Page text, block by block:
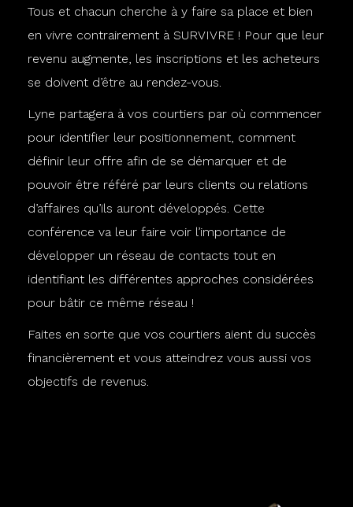
Tous et chacun cherche à y faire sa place et bien
en vivre contrairement à SURVIVRE ! Pour que leur
revenu augmente, les inscriptions et les acheteurs
se doivent d’être au rendez-vous.
Lyne partagera à vos courtiers par où commencer
pour identifier leur positionnement, comment
définir leur offre afin de se démarquer et de
pouvoir être référé par leurs clients ou relations
d’affaires qu’ils auront développés. Cette
conférence va leur faire voir l’importance de
développer un réseau de contacts tout en
identifiant les différentes approches considérées
pour bâtir ce même réseau !
Faites en sorte que vos courtiers aient du succès
financièrement et vous atteindrez vous aussi vos
objectifs de revenus.